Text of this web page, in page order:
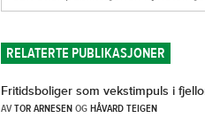
RELATERTE PUBLIKASJONER
Fritidsboliger som vekstimpuls i
AVTOR ARNESENOGHÅVARD TEIGEN